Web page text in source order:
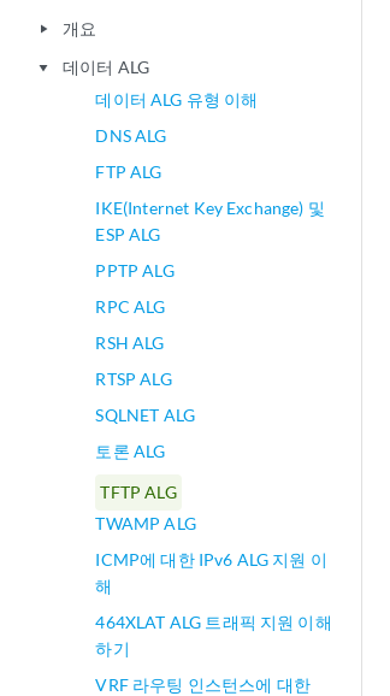
play_arrow 개요
play_arrow
데이터 ALG
데이터 ALG 유형 이해
DNS ALG
FTP ALG
IKE(Internet Key Exchange) 및
ESP ALG
PPTP ALG
RPC ALG
RSH ALG
RTSP ALG
SQLNET ALG
토론 ALG
TFTP ALG
TWAMP ALG
ICMP에 대한 IPv6 ALG 지원 이
해
464XLAT ALG 트래픽 지원 이해
하기
VRF 라우팅 인스턴스에 대한